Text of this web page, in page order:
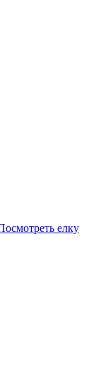
елку